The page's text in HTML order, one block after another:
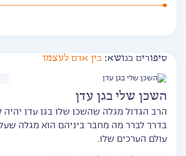
סיפורים בנושא: בין אדם לעצמו
השכן שלי בגן עדן
הרב הגדול מגלה שהשכן שלו בגן עדן
בדרך לברר מה מחבר ביניהם הוא מגלה
עולם הערכים שלו.